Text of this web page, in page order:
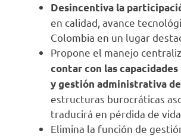
Desincentiva la
en calidad, avance
Colombia en un lugar
Propone el manejo
contar con las
y gestión administrativa
estructuras burocráticas
traducirá en pérdida de
Elimina la función de